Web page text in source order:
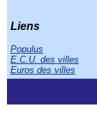
Liens
Populus
E.C.U. des villes
Euros des villes